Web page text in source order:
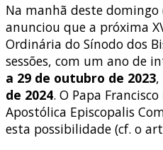
Na manhã deste domingo
anunciou que a próxima
Ordinária do Sínodo dos
sessões, com um ano de
a 29 de outubro de 2023,
de 2024. O Papa
Apostólica Episcopalis
esta possibilidade (cf. o